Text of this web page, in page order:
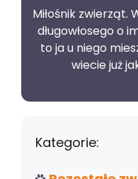
Miłośnik zwierząt.
długowłosego o
to ja u niego
wiecie już
Kategorie: